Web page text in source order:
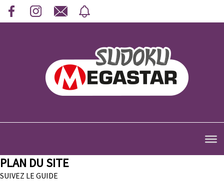
PLAN DU SITE
SUIVEZ LE GUIDE